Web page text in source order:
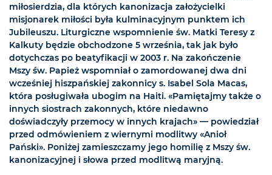
miłosierdzia, dla których kanonizacja założycielki
misjonarek miłości była kulminacyjnym punktem ich
Jubileuszu. Liturgiczne wspomnienie św. Matki Teresy z
Kalkuty będzie obchodzone 5 września, tak jak było
dotychczas po beatyfikacji w 2003 r. Na zakończenie
Mszy św. Papież wspomniał o zamordowanej dwa dni
wcześniej hiszpańskiej zakonnicy s. Isabel Sola Macas,
która posługiwała ubogim na Haiti. «Pamiętajmy także o
innych siostrach zakonnych, które niedawno
doświadczyły przemocy w innych krajach» — powiedział
przed odmówieniem z wiernymi modlitwy «Anioł
Pański». Poniżej zamieszczamy jego homilię z Mszy św.
kanonizacyjnej i słowa przed modlitwą maryjną.